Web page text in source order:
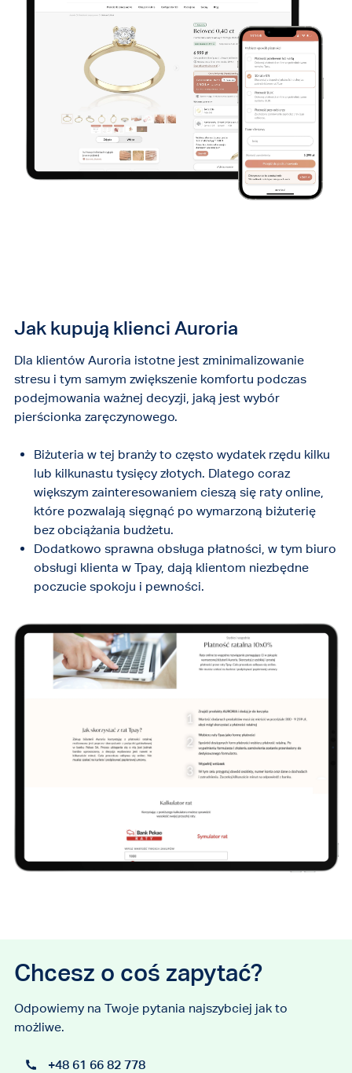
Jak kupują klienci Auroria
Dla klientów Auroria istotne jest zminimalizowanie
stresu i tym samym zwiększenie komfortu podczas
podejmowania ważnej decyzji, jaką jest wybór
pierścionka zaręczynowego.
Biżuteria w tej branży to często wydatek rzędu kilku
lub kilkunastu tysięcy złotych. Dlatego coraz
większym zainteresowaniem cieszą się raty online,
które pozwalają sięgnąć po wymarzoną biżuterię
bez obciążania budżetu.
Dodatkowo sprawna obsługa płatności, w tym biuro
obsługi klienta w Tpay, dają klientom niezbędne
poczucie spokoju i pewności.
Chcesz o coś zapytać?
Odpowiemy na Twoje pytania najszybciej jak to
możliwe.
+48 61 66 82 778